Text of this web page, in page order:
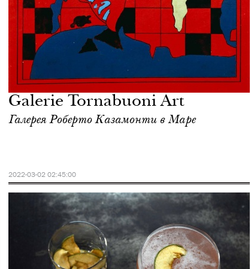
Galerie Tornabuoni Art
Галерея Роберто Казамонти в Маре
2022-03-02 02:45:00